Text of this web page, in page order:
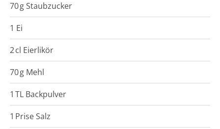
70gStaubzucker
1 Ei
2cl Eierlikör
70g Mehl
1 TL Backpulver
1 PriseSalz